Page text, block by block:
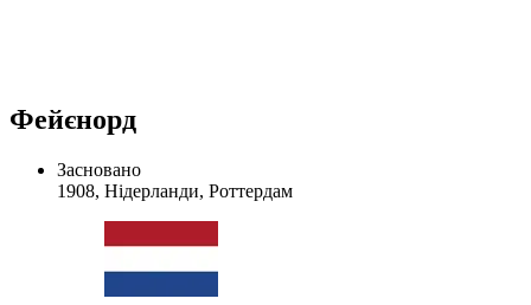
Фейєнорд
Засновано
1908, Нідерланди, Роттердам